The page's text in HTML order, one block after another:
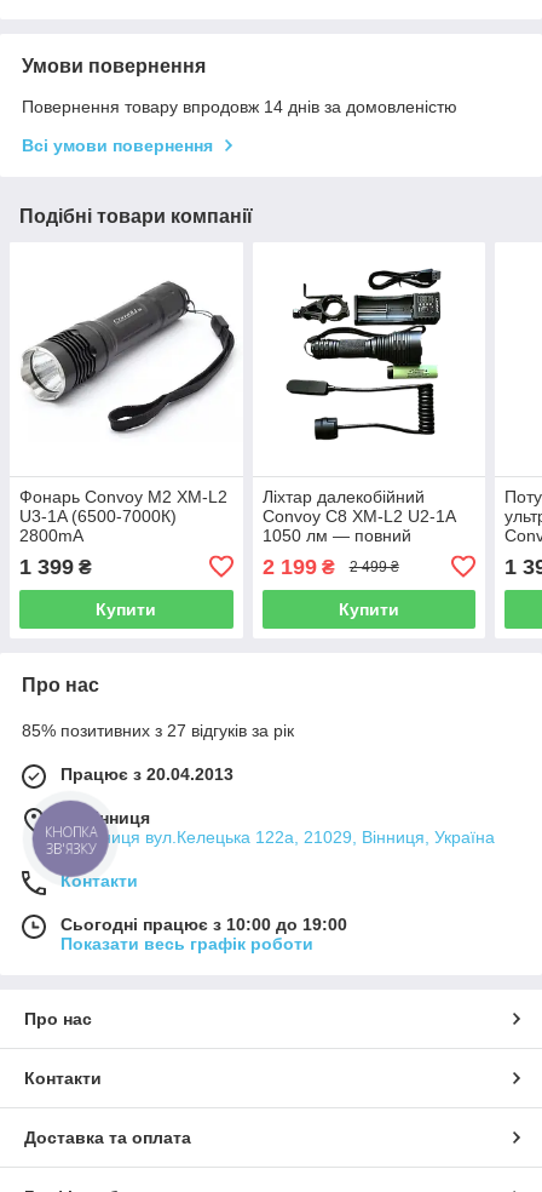
Умови повернення
Повернення товару впродовж 14 днів за домовленістю
Всі умови повернення
Подібні товари компанії
Фонарь Convoy M2 XM-L2
U3-1A (6500-7000К)
2800mA
1 399 ₴
Купити
Ліхтар далекобійний
Convoy C8 XM-L2 U2-1A
1050 лм — повний
комплект (виносна кнопка
+ кріплення)
2 199₴ 2 499 ₴
Купити
1
Про нас
85% позитивних з 27 відгуків за рік
Працює з 20.04.2013
м. Вінниця
м.Вінниця вул.Келецька 122а, 21029, Вінниця, Україна
Контакти
Сьогодні працює з 10:00 до 19:00
Показати весь графік роботи
Про нас
Контакти
Доставка та оплата
КНОПКА
ЗВ'ЯЗКУ